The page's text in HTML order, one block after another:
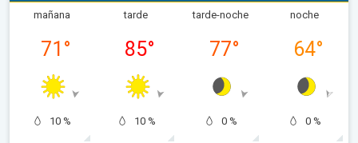
mañana
71 °
10 %
tarde
85°
10 %
tarde-noche
77°
0 %
noche
64°
0 %